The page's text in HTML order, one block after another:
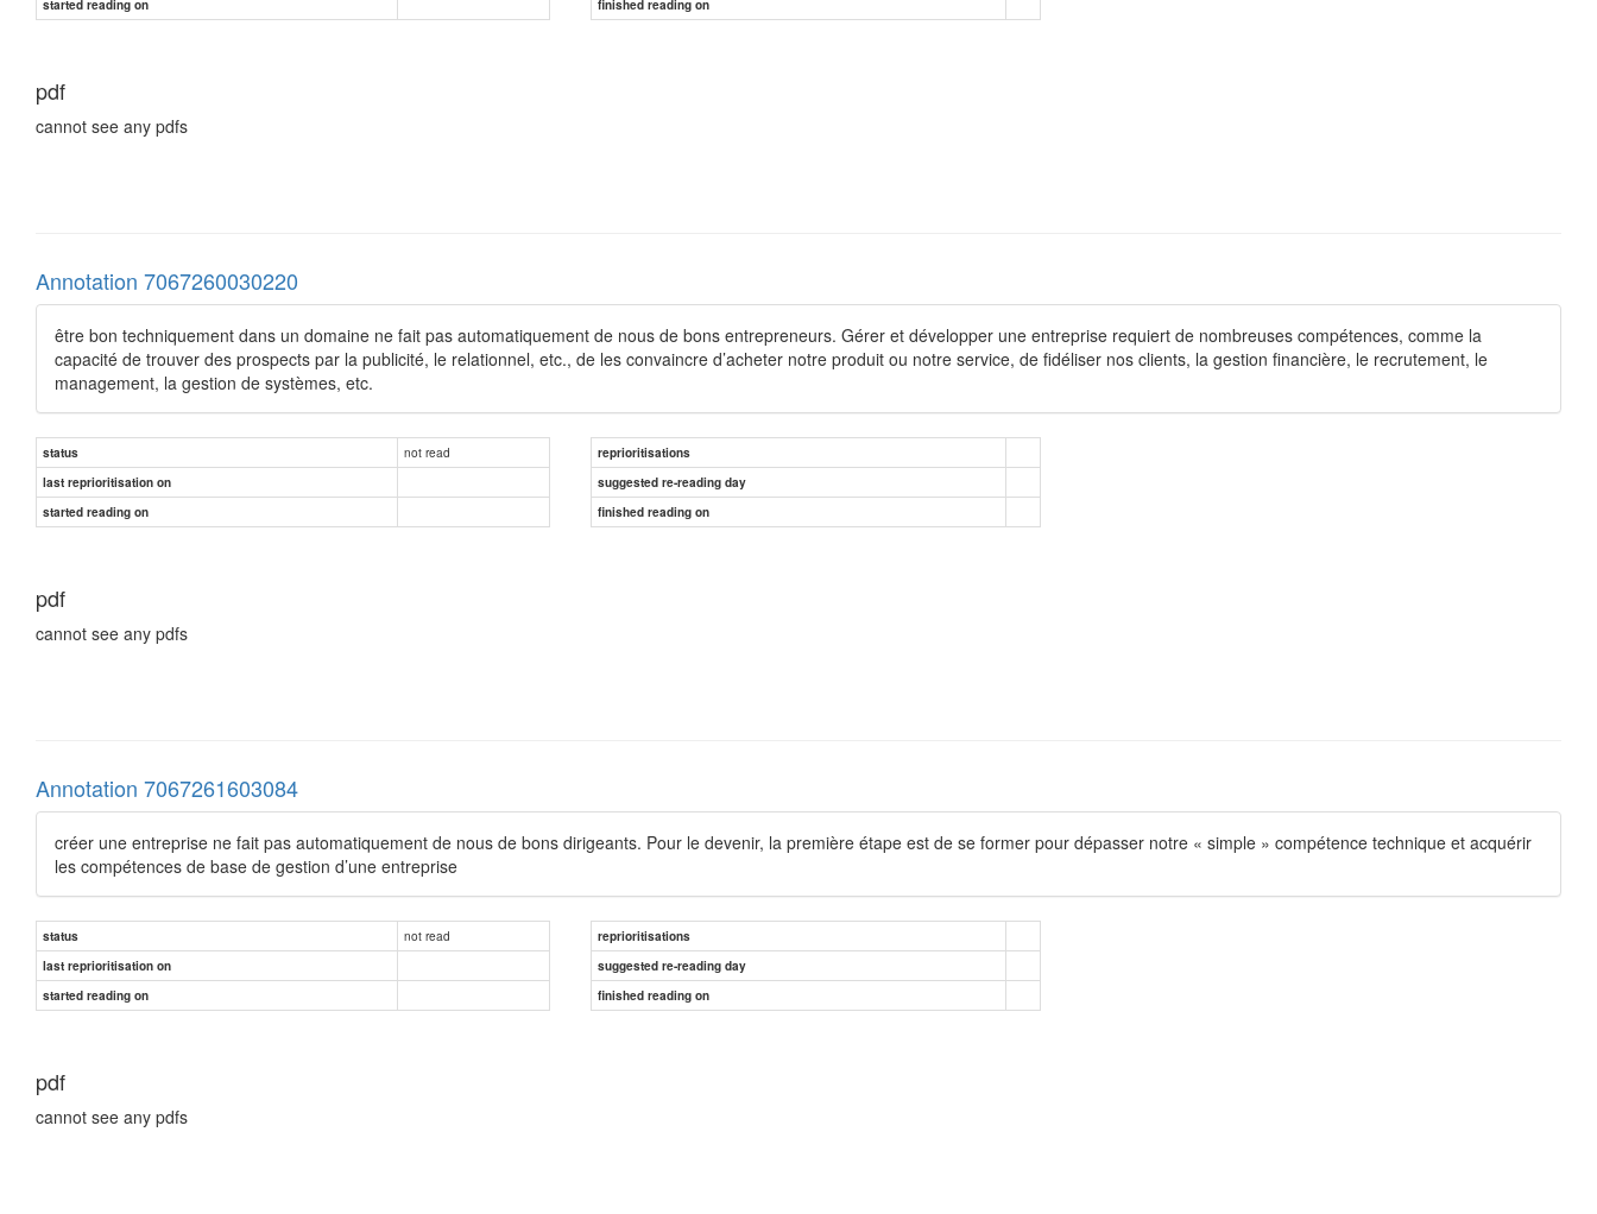
started reading on
finished reading on
pdf
cannot see any pdfs
Annotation 7067260030220
être bon techniquement dans un domaine ne fait pas automatiquement de nous de bons entrepreneurs. Gérer et développer une entreprise requiert de nombreuses compétences, comme la
capacité de trouver des prospects par la publicité, le relationnel, etc., de les convaincre d’acheter notre produit ou notre service, de fidéliser nos clients, la gestion financière, le recrutement, le
management, la gestion de systèmes, etc.
status not read
reprioritisations
last reprioritisation on
suggested re-reading day
started reading on
finished reading on
pdf
cannot see any pdfs
Annotation 7067261603084
créer une entreprise ne fait pas automatiquement de nous de bons dirigeants. Pour le devenir, la première étape est de se former pour dépasser notre « simple » compétence technique et acquérir
les compétences de base de gestion d’une entreprise
status not read
reprioritisations
last reprioritisation on
suggested re-reading day
started reading on
finished reading on
pdf
cannot see any pdfs